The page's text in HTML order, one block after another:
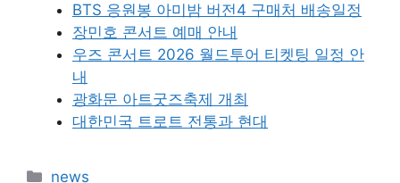
BTS 응원봉 아미밤 버전4 구매처 배송일정
장민호 콘서트 예매 안내
우즈 콘서트 2026 월드투어 티켓팅 일정 안
내
광화문 아트굿즈축제 개최
대한민국 트로트 전통과 현대
카
news